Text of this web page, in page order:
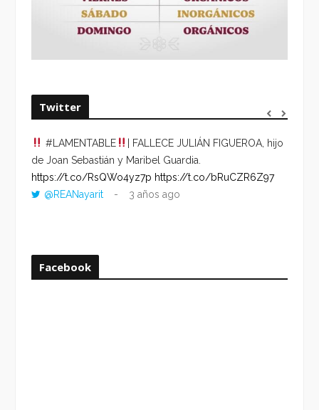
Twitter
#LAMENTABLE
| FALLECE JULIÁN FIGUEROA, hijo
de Joan Sebastián y Maribel Guardia.
https://t.co/RsQWo4yz7p https://t.co/bRuCZR6Z97
@REANayarit
3 años ago
Facebook